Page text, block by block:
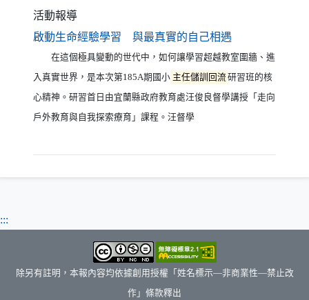
活動報導
啟動生命經驗學習 與最真實的自己相遇
在這個極具變動的世代中，如何讓學習超越教室圍牆、進
入真實世界，是本次第185A期國小 主任儲訓回流 研習班的核
心精神。研習首日由宜蘭縣政府教育處汪俊良督學講授「走向
戶外教育與自我探索療育」課程。汪督學
:::
除另有註明，本報內容均依據創用授權「姓名標示—非商業性—禁止改
作」條款釋出